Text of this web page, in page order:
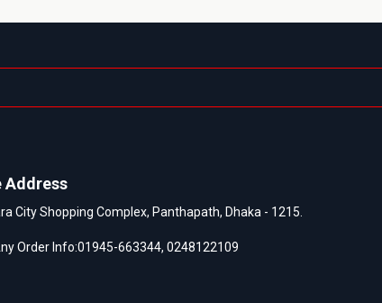
Address
City Shopping Complex, Panthapath, Dhaka - 1215.
Order Info:01945-663344, 0248122109